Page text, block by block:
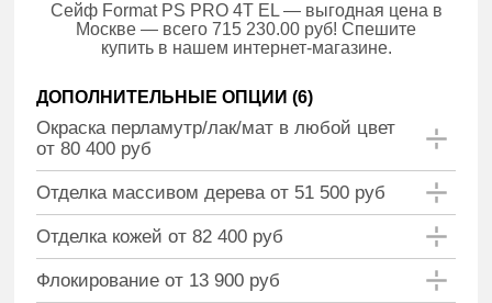
Сейф Format PS PRO 4T EL — выгодная цена в
Москве — всего 715 230.00 руб! Спешите
купить в нашем интернет-магазине.
ДОПОЛНИТЕЛЬНЫЕ ОПЦИИ (6)
Окраска перламутр/лак/мат в любой цвет
от 80 400 руб
Отделка массивом дерева от 51 500 руб
Отделка кожей от 82 400 руб
Флокирование от 13 900 руб